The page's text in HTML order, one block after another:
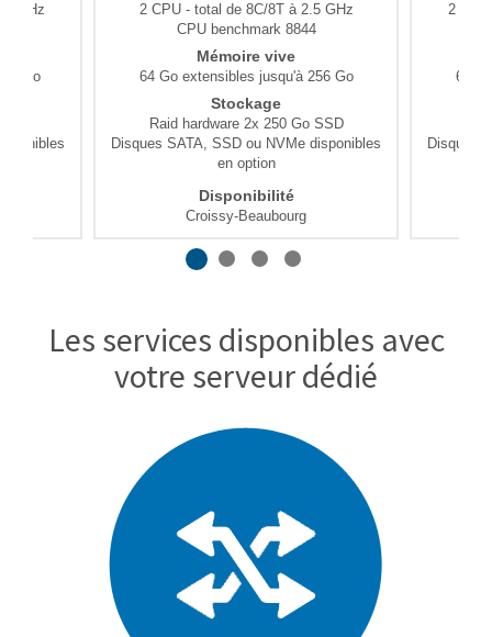
GHz
Go
2 CPU - total de 8C/8T à 2.5 GHz
CPU benchmark 8844
Mémoire vive
64 Go extensibles jusqu'à 256 Go
Stockage
Raid hardware 2x 250 Go SSD
Disques SATA, SSD ou NVMe disponibles
en option
Disponibilité
Croissy-Beaubourg
2
64
Disques
Les services disponibles avec
votre serveur dédié